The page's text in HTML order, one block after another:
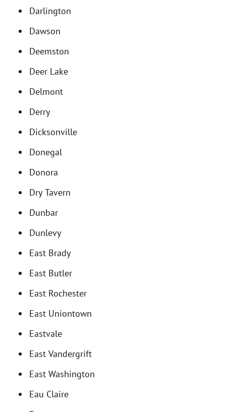
Darlington
Dawson
Deemston
Deer Lake
Delmont
Derry
Dicksonville
Donegal
Donora
Dry Tavern
Dunbar
Dunlevy
East Brady
East Butler
East Rochester
East Uniontown
Eastvale
East Vandergrift
East Washington
Eau Claire